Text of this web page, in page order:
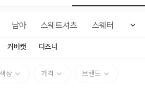
남아 스웨트셔츠 스웨터 아
커버캣 디즈니
색상 가격 브랜드